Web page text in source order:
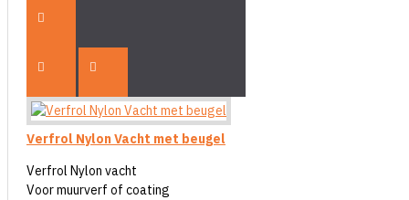
Verfrol Nylon Vacht met beugel
Verfrol Nylon vacht
Voor muurverf of coating